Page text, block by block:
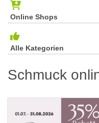
Online Shops
Alle Kategorien
Schmuck